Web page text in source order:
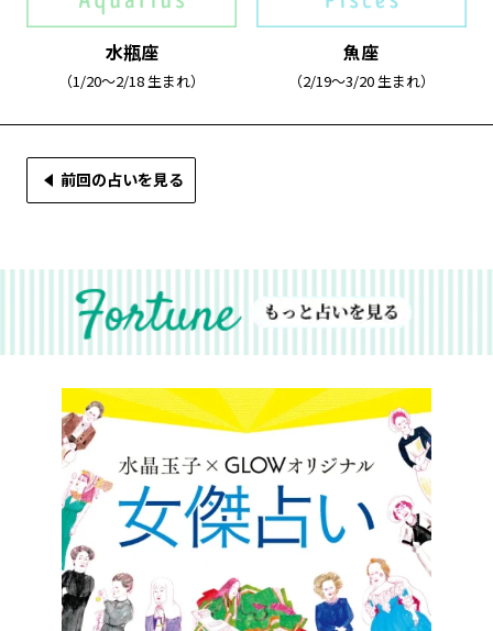
水瓶座
（1/20～2/18 生まれ）
魚座
（2/19～3/20 生まれ）
前回の占いを見る